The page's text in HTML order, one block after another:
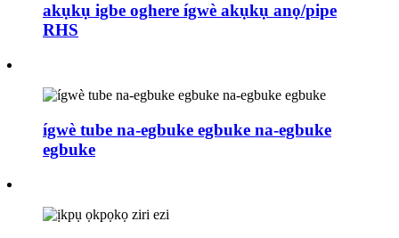
akụkụ igbe oghere ígwè akụkụ anọ/pipe
RHS
ígwè tube na-egbuke egbuke na-egbuke
egbuke